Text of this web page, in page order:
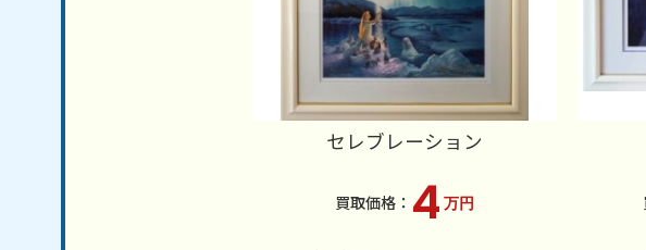
セレブレーション
4 万円